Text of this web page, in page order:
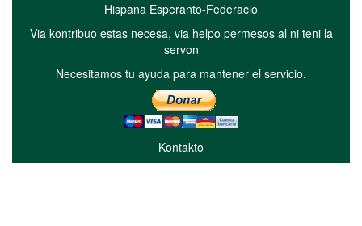
Hispana Esperanto-Federacio
Via kontribuo estas necesa, via helpo permesos al ni teni la
servon
Necesitamos tu ayuda para mantener el servicio.
Kontakto